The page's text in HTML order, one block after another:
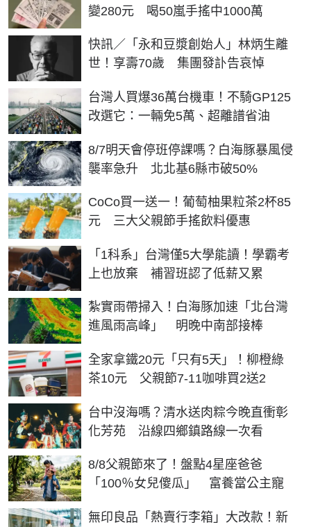
變280元 喝50嵐手搖中1000萬
快訊／「永和豆漿創始人」林炳生離
世！享壽70歲 集團發訃告哀悼
台灣人買爆36萬台機車！不騎GP125
改選它：一輛免5萬、超離譜省油
8/7明天會停班停課嗎？白海豚暴風侵
襲率急升 北北基6縣市破50%
CoCo買一送一！葡萄柚果粒茶2杯85
元 三大父親節手搖飲料優惠
「1科系」台灣僅5大學能讀！學霸考
上也放棄 補習班認了低薪又累
紮實雨帶掃入！白海豚加速「北台灣
進風雨高峰」 明晚中南部接棒
全家拿鐵20元「只有5天」！柳橙綠
茶10元 父親節7-11咖啡買2送2
台中沒海嗎？清水送肉粽今晚直衝彰
化芳苑 沿線四鄉鎮路線一次看
8/8父親節來了！盤點4星座爸爸
「100％女兒傻瓜」 富養當公主寵
無印良品「熱賣行李箱」大改款！新